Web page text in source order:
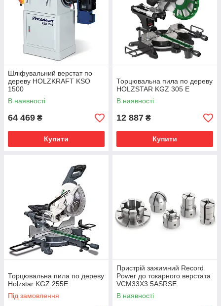
Шліфувальний верстат по
дереву HOLZKRAFT KSO
1500
В наявності
64 469 ₴
Купити
Торцювальна пила по дереву
HOLZSTAR KGZ 305 E
В наявності
12 887 ₴
Купити
Торцювальна пила по дереву
Holzstar KGZ 255E
Під замовлення
Пристрій зажимний Record
Power до токарного верстата
VCM33X3.5ASRSE
В наявності